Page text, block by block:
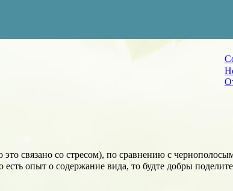
связано со стресом), по сравнению с
опыт о содержание вида, то будте добры